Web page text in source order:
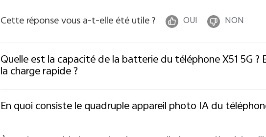
Cette réponse vous a-t-elle été utile ?
OUI NON
Quelle est la capacité de la batterie du téléphone X51 5G
la charge rapide ?
En quoi consiste le quadruple appareil photo IA du